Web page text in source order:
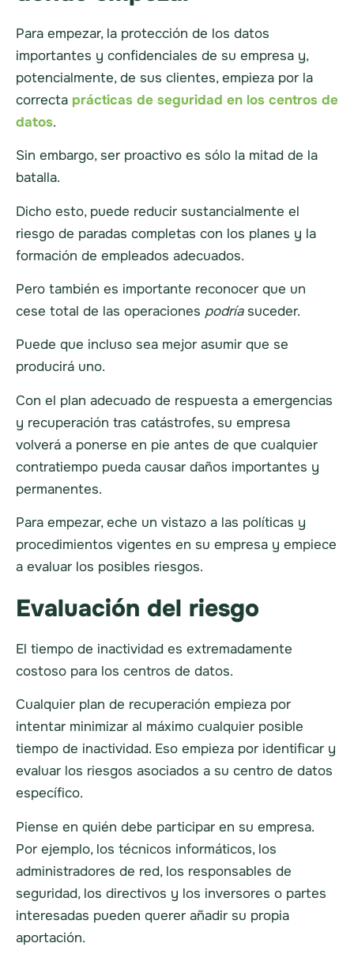
Para empezar, la protección de los datos
importantes y confidenciales de su empresa y,
potencialmente, de sus clientes, empieza por la
correcta prácticas de seguridad en los centros de
datos.
Sin embargo, ser proactivo es sólo la mitad de la
batalla.
Dicho esto, puede reducir sustancialmente el
riesgo de paradas completas con los planes y la
formación de empleados adecuados.
Pero también es importante reconocer que un
cese total de las operaciones podríasuceder.
Puede que incluso sea mejor asumir que se
producirá uno.
Con el plan adecuado de respuesta a emergencias
y recuperación tras catástrofes, su empresa
volverá a ponerse en pie antes de que cualquier
contratiempo pueda causar daños importantes y
permanentes.
Para empezar, eche un vistazo a las políticas y
procedimientos vigentes en su empresa y empiece
a evaluar los posibles riesgos.
Evaluación del riesgo
El tiempo de inactividad es extremadamente
costoso para los centros de datos.
Cualquier plan de recuperación empieza por
intentar minimizar al máximo cualquier posible
tiempo de inactividad. Eso empieza por identificar y
evaluar los riesgos asociados a su centro de datos
específico.
Piense en quién debe participar en su empresa.
Por ejemplo, los técnicos informáticos, los
administradores de red, los responsables de
seguridad, los directivos y los inversores o partes
interesadas pueden querer añadir su propia
aportación.